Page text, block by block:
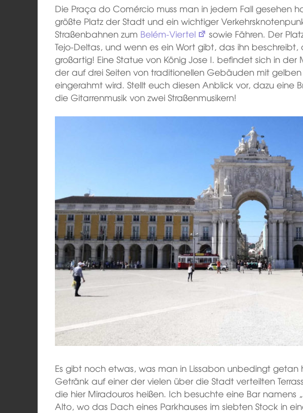
Die Praça do Comércio muss man in jedem Fall gesehen
größte Platz der Stadt und ein wichtiger
Straßenbahnen zum Belém-Viertel
sowie Fähren. Der
Tejo-Deltas, und wenn es ein Wort gibt, das ihn beschreibt,
großartig! Eine Statue von König Jose I. befindet sich in der
der auf drei Seiten von traditionellen Gebäuden mit
eingerahmt wird. Stellt euch diesen Anblick vor, dazu eine
die Gitarrenmusik von zwei Straßenmusikern!
Es gibt noch etwas, was man in Lissabon unbedingt getan
Getränk auf einer der vielen über die Stadt verteilten
die hier Miradouros heißen. Ich besuchte eine Bar namens
Alto, wo das Dach eines Parkhauses im siebten Stock in